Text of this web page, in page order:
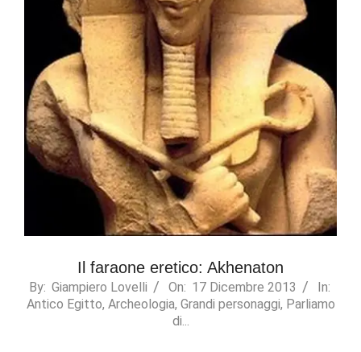
Il faraone eretico: Akhenaton
2013-
12-
By: Giampiero Lovelli On: 17 Dicembre 2013
In:
Antico Egitto, Archeologia, Grandi personaggi, Parliamo
di...